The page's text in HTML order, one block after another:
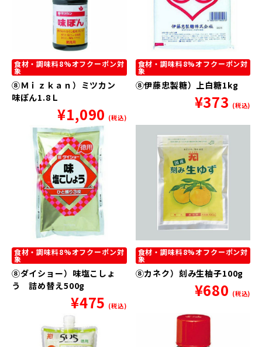
食材・調味料8%オフクーポン対
象
⑧Ｍｉｚｋａｎ）ミツカン
味ぽん1.8Ｌ
¥1,090 (税込)
食材・調味料8%オフクーポン対
象
⑧伊藤忠製糖）上白糖1kg
¥373 (税込)
食材・調味料8%オフクーポン対
象
⑧ダイショー）味塩こしょ
う 詰め替え500g
¥475 (税込)
食材・調味料8%オフクーポン対
象
⑧カネク）刻み生柚子100g
¥680 (税込)